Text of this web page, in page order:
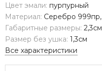
Цвет эмали: пурпурный
Материал: Серебро 999пр,
Габаритные размеры: 2,3см
Размер без ушка: 1,3см
Все характеристики